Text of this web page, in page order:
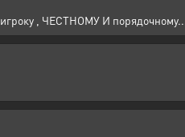
, ЧЕСТНОМУ И